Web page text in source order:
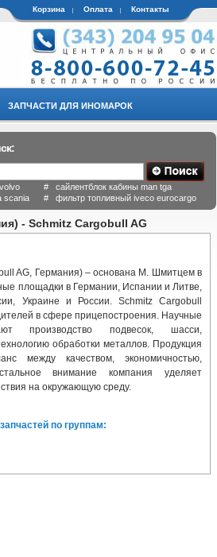
Корзина Оплата Контакты
ЗАПЧАСТИ ДЛЯ ИНОМАРОК
# сайлентблок кабины man tga
scania # фильтр топливный iveco eurocargo
- Schmitz Cargobull AG
AG, Германия) – основана М. Шмитцем в
площадки в Германии, Испании и Литве,
Украине и России. Schmitz Cargobull
в сфере прицепостроения. Научные
производство подвесок, шасси,
обработки металлов. Продукция
между качеством, экономичностью,
внимание компания уделяет
на окружающую среду.
по группам: